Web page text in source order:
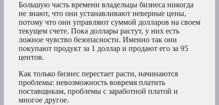
Большую часть времени владельцы бизнеса никогда
не знают, что они устанавливают неверные цены,
потому что они управляют суммой долларов на своем
текущем счете. Пока доллары растут, у них есть
ложное чувство безопасности. Именно так они
покупают продукт за 1 доллар и продают его за 95
центов.
Как только бизнес перестает расти, начинаются
проблемы: невозможность вовремя платить
поставщикам, проблемы с заработной платой и
многое другое.